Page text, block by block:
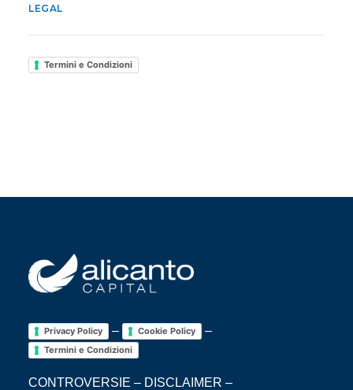
LEGAL
Termini e Condizioni
Privacy Policy – Cookie Policy –
Termini e Condizioni
CONTROVERSIE – DISCLAIMER –